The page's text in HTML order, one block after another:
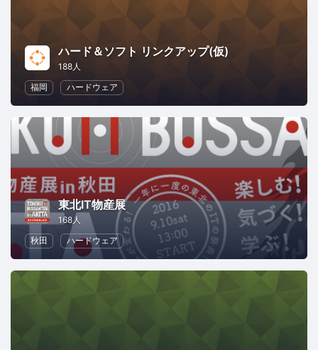
ハード＆ソフト リンクアップ(仮)
188人
福岡
ハードウェア
東北IT物産展
168人
秋田
ハードウェア